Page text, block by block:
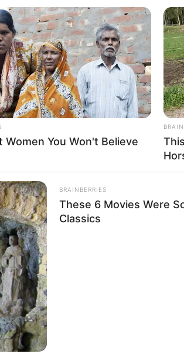
lagi, ia bahkan kerap
bahkan Jepang
Women You Won't Believe
BRAINBERRIES
These 6 Movies Were
Classics